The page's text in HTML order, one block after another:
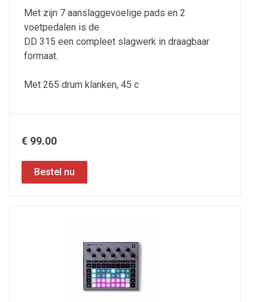
Met zijn 7 aanslaggevoelige pads en 2
voetpedalen is de
DD 315 een compleet slagwerk in draagbaar
formaat.
Met 265 drum klanken, 45 c
€ 99.00